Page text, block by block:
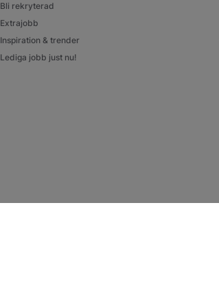
Bli rekryterad
Extrajobb
Inspiration & trender
Lediga jobb just nu!